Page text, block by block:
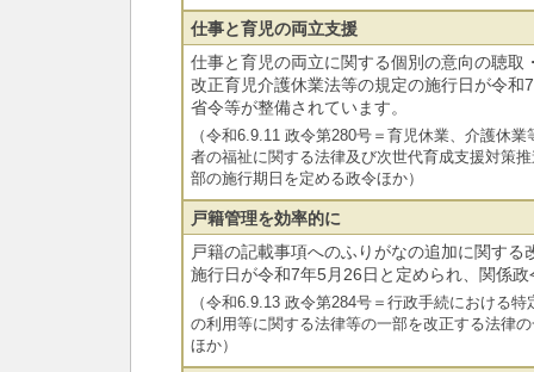
仕事と育児の両立支援
仕事と育児の両立に関する個別の意向の聴取
改正育児介護休業法等の規定の施行日が令和
省令等が整備されています。
（令和6.9.11 政令第280号＝育児休業、介護休
者の福祉に関する法律及び次世代育成支援対策
部の施行期日を定める政令ほか）
戸籍管理を効率的に
戸籍の記載事項へのふりがなの追加に関する
施行日が令和7年5月26日と定められ、関係
（令和6.9.13 政令第284号＝行政手続における
の利用等に関する法律等の一部を改正する法律
ほか）